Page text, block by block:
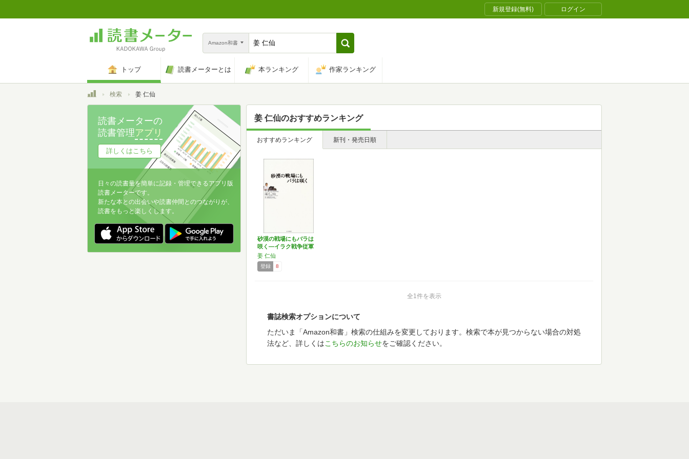
新規登録(無料) ログイン
Amazon和書
トップ 読書メーターとは 本ランキング 作家ランキング
トップ検索 姜 仁仙
姜 仁仙のおすすめランキング
おすすめランキング 新刊・発売日順
砂漠の戦場にもバラは
咲く―イラク戦争従軍
取材記
姜 仁仙
登録 8
全1件を表示
書誌検索オプションについて
ただいま「Amazon和書」検索の仕組みを変更しております。検索で本が見つからない場合の対処
法など、詳しくはこちらのお知らせをご確認ください。
読書メーターの
読書管理アプリ
詳しくはこちら
日々の読書量を簡単に記録・管理できるアプリ版
読書メーターです。
新たな本との出会いや読書仲間とのつながりが、
読書をもっと楽しくします。